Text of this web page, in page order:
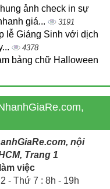
ảnh check in sự
giá...
3191
lễ Giáng Sinh với dịch
4378
bảng chữ Halloween
nội
Trang 1
việc
- Thứ 7 : 8h - 19h